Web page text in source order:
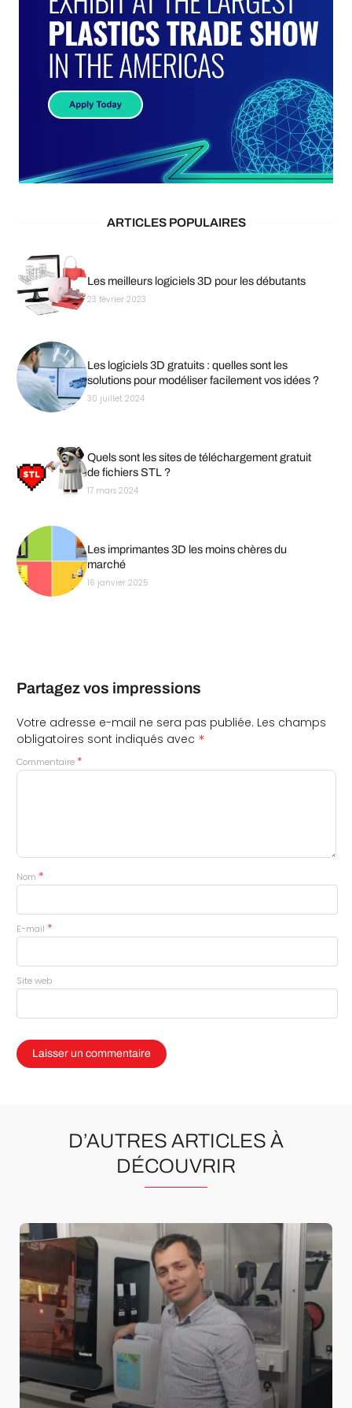
ARTICLES POPULAIRES
Les meilleurs logiciels 3D pour les débutants
23 février 2023
Les logiciels 3D gratuits : quelles sont les
solutions pour modéliser facilement vos idées ?
30 juillet 2024
Quels sont les sites de téléchargement gratuit
de fichiers STL ?
17 mars 2024
Les imprimantes 3D les moins chères du
marché
16 janvier 2025
Partagez vos impressions
Votre adresse e-mail ne sera pas publiée. Les champs
obligatoires sont indiqués avec *
Commentaire *
Nom *
E-mail *
Site web
D’AUTRES ARTICLES À
DÉCOUVRIR